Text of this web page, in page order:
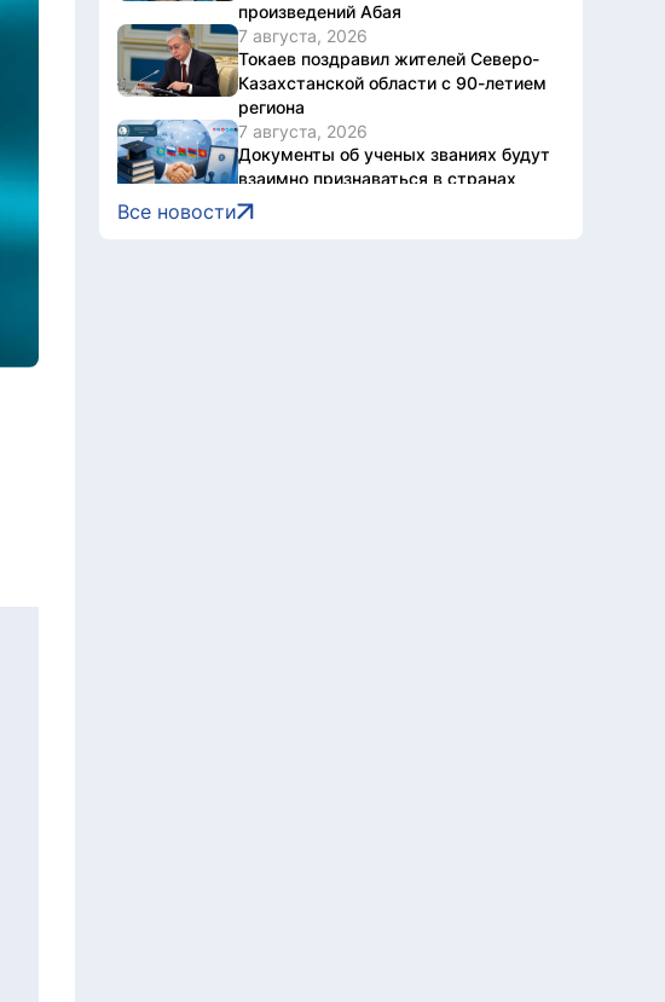
произведений Абая
7 августа, 2026
Токаев поздравил жителей Северо-
Казахстанской области с 90-летием
региона
7 августа, 2026
Документы об ученых званиях будут
взаимно признаваться в странах
ЕАЭС
7 августа, 2026
Все новости